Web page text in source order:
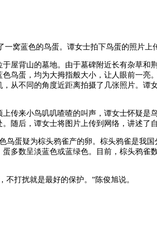
窝蓝色的鸟蛋。谭女士拍下鸟蛋的照片上
屋背山的墓地。由于墓碑附近长有杂草
鸟蛋，均为大拇指般大小，让人眼前一
从不同的角度近距离拍摄了几张照片。谭
传来小鸟叽叽喳喳的叫声，谭女士怀疑
随后，谭女士将图片上传到网络，讲述了
蛋疑为棕头鸦雀产的卵。棕头鸦雀是我
多数呈淡蓝色或蓝绿色。目前，棕头鸦
打扰就是最好的保护。”陈俊旭说。